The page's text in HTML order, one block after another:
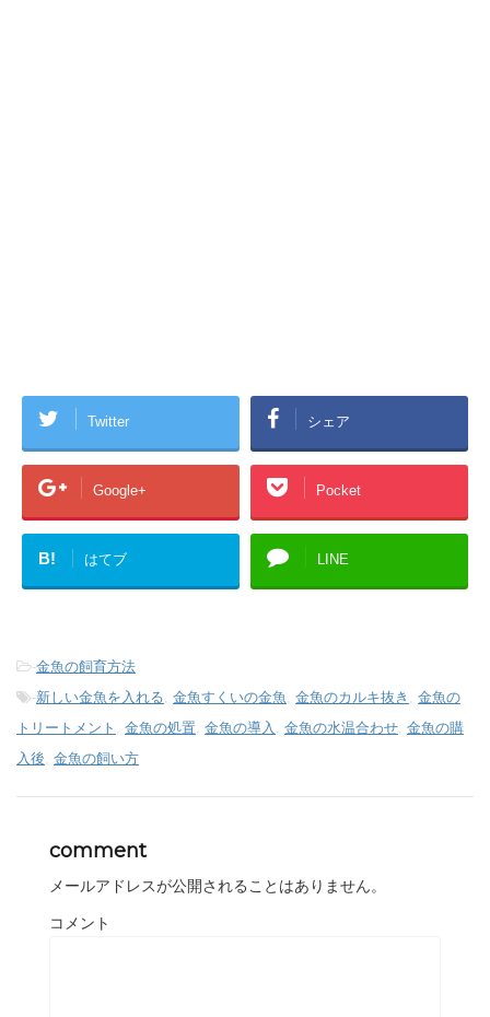
Twitter シェア
Google+ Pocket
B! はてブ LINE
-金魚の飼育方法
-新しい金魚を入れる 金魚すくいの金魚 金魚のカルキ抜き
金魚の
トリートメント
金魚の処置 金魚の導入 金魚の水温合わせ 金魚の購
入後 金魚の飼い方
comment
メールアドレスが公開されることはありません。
コメント